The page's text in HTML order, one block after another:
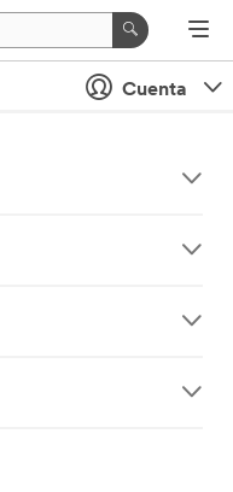
Cuenta